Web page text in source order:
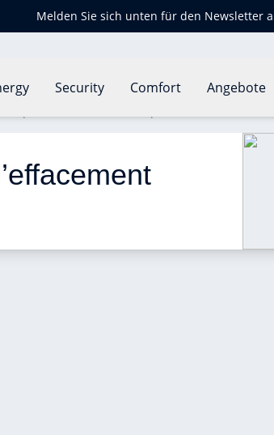
Melden Sie sich unten für den Newsletter
Security Comfort Angebote